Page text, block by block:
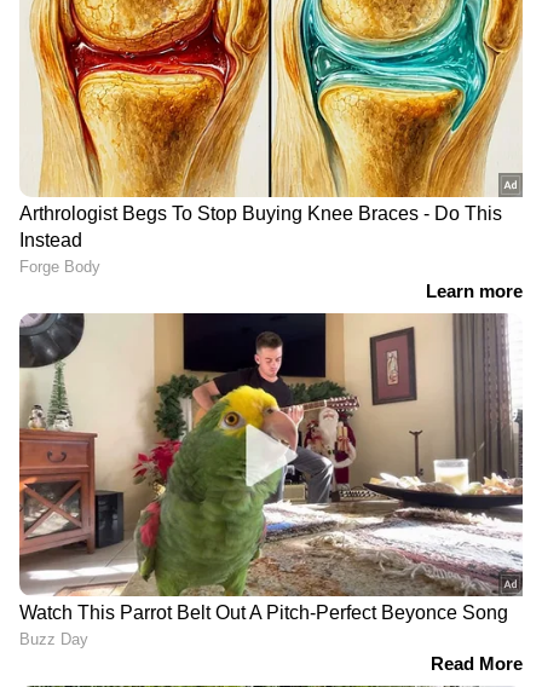
രണ്ട്...
ക്രൂസിഫറസ് പച്ചക്കറികളായ ബ്രൊക്കോളി,
കോളിഫ്ലവര്‍, കാബേജ് തുടങ്ങിയവയിലും
സള്‍ഫര്‍ അടങ്ങിയിട്ടുണ്ട്. അതിനാല്‍ ഇവ
പതിവായി കഴിക്കുന്നതും ക്യാന്‍‌സര്‍
സാധ്യതയെ കുറയ്ക്കാന്‍ സഹായിക്കും.
മൂന്ന്...